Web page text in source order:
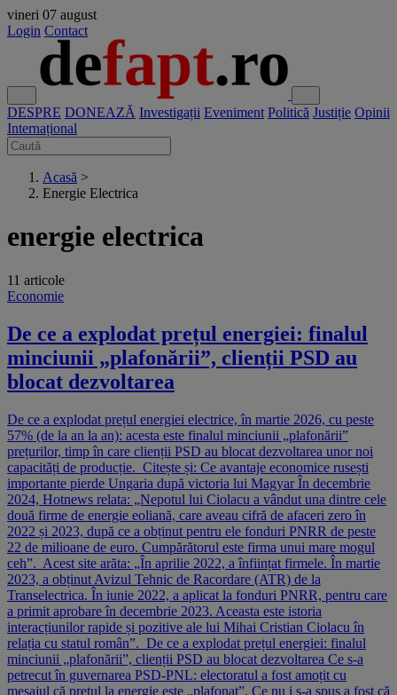
vineri 07 august
Login Contact
DESPRE DONEAZĂ Investigații Eveniment Politică Justiție Opinii
Internațional
Acasă >
Energie Electrica
energie electrica
11 articole
Economie
De ce a explodat prețul energiei: finalul
minciunii „plafonării”, clienții PSD au
blocat dezvoltarea
De ce a explodat prețul energiei electrice, în martie 2026, cu peste
57% (de la an la an): acesta este finalul minciunii „plafonării”
prețurilor, timp în care clienții PSD au blocat dezvoltarea unor noi
capacități de producție. Citește și: Ce avantaje economice rusești
importante pierde Ungaria după victoria lui Magyar În decembrie
2024, Hotnews relata: „Nepotul lui Ciolacu a vândut una dintre cele
două firme de energie eoliană, care aveau cifră de afaceri zero în
2022 și 2023, după ce a obținut pentru ele fonduri PNRR de peste
22 de milioane de euro. Cumpărătorul este firma unui mare mogul
ceh”. Acest site arăta: „În aprilie 2022, a înființat firmele. În martie
2023, a obținut Avizul Tehnic de Racordare (ATR) de la
Transelectrica. În iunie 2022, a aplicat la fonduri PNRR, pentru care
a primit aprobare în decembrie 2023. Aceasta este istoria
interacțiunilor rapide și pozitive ale lui Mihai Cristian Ciolacu în
relația cu statul român”. De ce a explodat prețul energiei: finalul
minciunii „plafonării”, clienții PSD au blocat dezvoltarea Ce s-a
petrecut în guvernarea PSD-PNL: electoratul a fost amoțit cu
mesajul că prețul la energie este „plafonat”. Ce nu i s-a spus a fost că